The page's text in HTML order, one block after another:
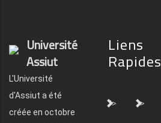
Université
Assiut
L'Université
d'Assiut a été
créée en octobre
Liens
Rapides
"> ">